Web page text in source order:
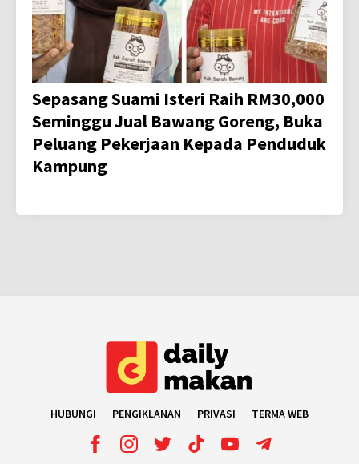
Sepasang Suami Isteri Raih RM30,000
Seminggu Jual Bawang Goreng, Buka
Peluang Pekerjaan Kepada Penduduk
Kampung
HUBUNGI PENGIKLANAN PRIVASI TERMA WEB